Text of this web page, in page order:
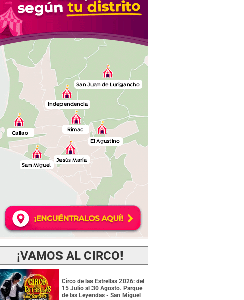
¡VAMOS AL CIRCO!
Circo de las Estrellas 2026: del
15 Julio al 30 Agosto. Parque
de las Leyendas - San Miguel